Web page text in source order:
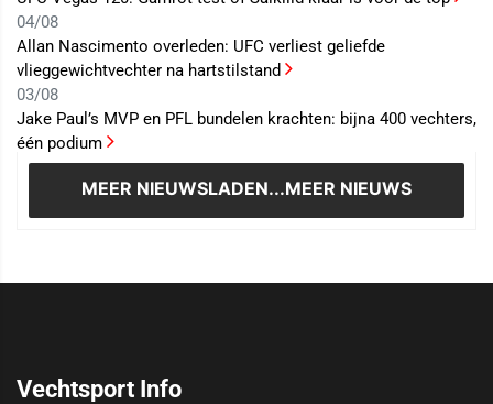
04/08
Allan Nascimento overleden: UFC verliest geliefde
vlieggewichtvechter na hartstilstand
03/08
Jake Paul’s MVP en PFL bundelen krachten: bijna 400 vechters,
één podium
MEER NIEUWSLADEN...MEER NIEUWS
Vechtsport Info